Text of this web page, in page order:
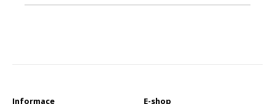
Informace E-shop